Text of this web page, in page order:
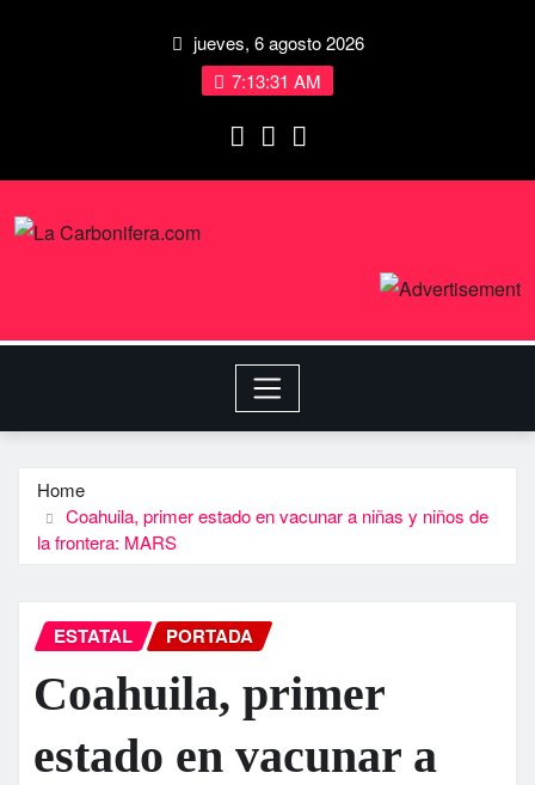
jueves, 6 agosto 2026
7:13:32 AM
Home
Coahuila, primer estado en vacunar a niñas y niños de
la frontera: MARS
ESTATAL PORTADA
Coahuila, primer
estado en vacunar a